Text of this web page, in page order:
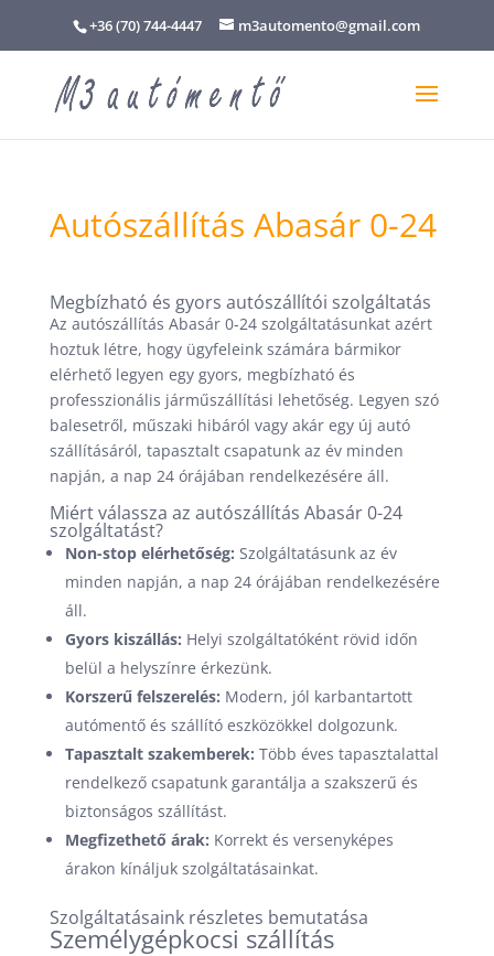
+36 (70) 744-4447 m3automento@gmail.com
Autószállítás Abasár 0-24
Megbízható és gyors autószállítói szolgáltatás
Az autószállítás Abasár 0-24 szolgáltatásunkat azért
hoztuk létre, hogy ügyfeleink számára bármikor
elérhető legyen egy gyors, megbízható és
professzionális járműszállítási lehetőség. Legyen szó
balesetről, műszaki hibáról vagy akár egy új autó
szállításáról, tapasztalt csapatunk az év minden
napján, a nap 24 órájában rendelkezésére áll.
Miért válassza az autószállítás Abasár 0-24
szolgáltatást?
Non-stop elérhetőség: Szolgáltatásunk az év
minden napján, a nap 24 órájában rendelkezésére
áll.
Gyors kiszállás: Helyi szolgáltatóként rövid időn
belül a helyszínre érkezünk.
Korszerű felszerelés: Modern, jól karbantartott
autómentő és szállító eszközökkel dolgozunk.
Tapasztalt szakemberek: Több éves tapasztalattal
rendelkező csapatunk garantálja a szakszerű és
biztonságos szállítást.
Megfizethető árak: Korrekt és versenyképes
árakon kínáljuk szolgáltatásainkat.
Szolgáltatásaink részletes bemutatása
Személygépkocsi szállítás